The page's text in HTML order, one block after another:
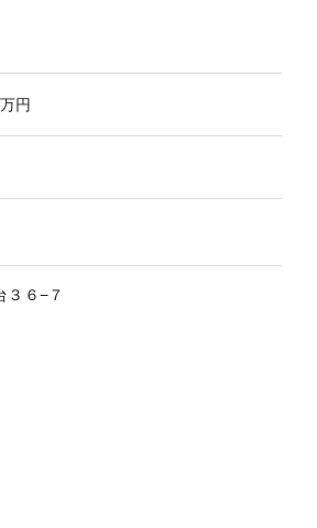
万円
３６−７